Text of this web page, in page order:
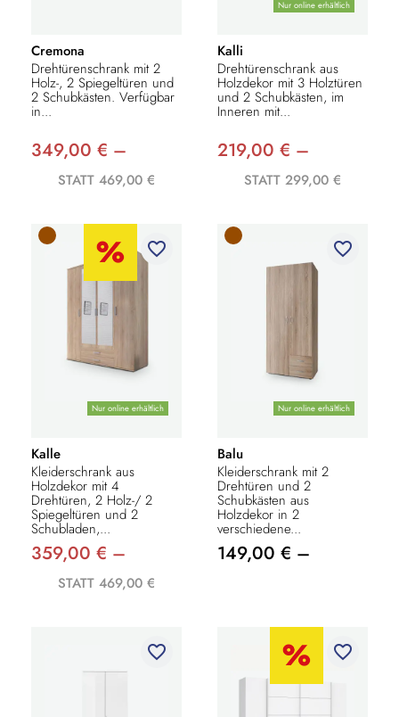
Cremona
Drehtürenschrank mit 2
Holz-, 2 Spiegeltüren und
2 Schubkästen. Verfügbar
in...
349,00 € –
STATT 469,00 €
Nur online erhältlich
Kalli
Drehtürenschrank aus
Holzdekor mit 3 Holztüren
und 2 Schubkästen, im
Inneren mit...
219,00 € –
STATT 299,00 €
Nur online erhältlich
favorite_border
Kalle
Kleiderschrank aus
Holzdekor mit 4
Drehtüren, 2 Holz-/ 2
Spiegeltüren und 2
Schubladen,...
359,00 € –
STATT 469,00 €
Nur online erhältlich
favorite_border
Balu
Kleiderschrank mit 2
Drehtüren und 2
Schubkästen aus
Holzdekor in 2
verschiedene...
149,00 € –
favorite_border favorite_border